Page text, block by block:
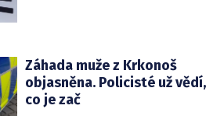
Záhada muže z Krkonoš
objasněna. Policisté už vědí,
co je zač